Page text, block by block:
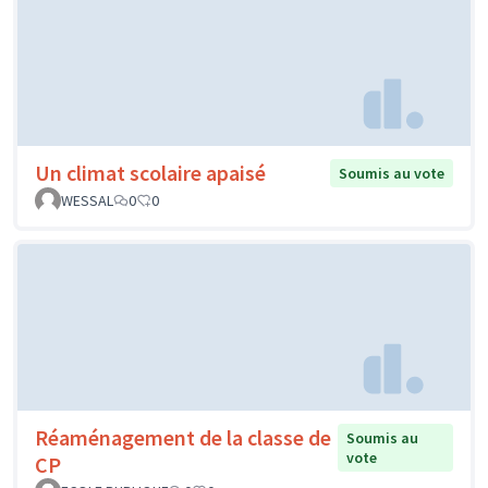
Un climat scolaire apaisé
Soumis au vote
WESSAL
0 0
Réaménagement de la classe de
CP
Soumis au
vote